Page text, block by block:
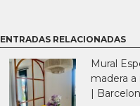
ENTRADAS RELACIONADAS
Mural
madera
|